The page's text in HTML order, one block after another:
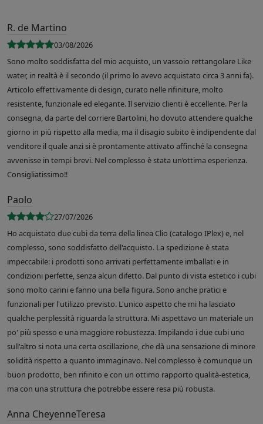
R. de Martino
03/08/2026
Sono molto soddisfatta del mio acquisto, un vassoio rettangolare Like
water, in realtà è il secondo (il primo lo avevo acquistato circa 3 anni fa).
Articolo effettivamente di design, curato nelle rifiniture, molto
resistente, funzionale ed elegante. Il servizio clienti è eccellente. Per la
consegna, da parte del corriere Bartolini, ho dovuto attendere qualche
giorno in più rispetto alla media, ma il disagio subito è indipendente dal
venditore il quale anzi si è prontamente attivato affinché la consegna
avvenisse in tempi brevi. Nel complesso è stata un’ottima esperienza.
Consigliatissimo!!
Paolo
27/07/2026
Ho acquistato due cubi da terra della linea Clio (catalogo IPlex) e, nel
complesso, sono soddisfatto dell'acquisto. La spedizione è stata
impeccabile: i prodotti sono arrivati perfettamente imballati e in
condizioni perfette, senza alcun difetto. Dal punto di vista estetico i cubi
sono molto carini e fanno una bella figura. Sono anche pratici e
funzionali per l'utilizzo previsto. L'unico aspetto che mi ha lasciato
qualche perplessità riguarda la struttura. Mi aspettavo un materiale un
po' più spesso e una maggiore robustezza. Impilando i due cubi uno
sull'altro si nota una certa oscillazione, che dà una sensazione di minore
solidità rispetto a quanto immaginavo. Nel complesso è comunque un
buon prodotto, ben rifinito e con un ottimo rapporto qualità-estetica,
ma con una struttura che potrebbe essere resa più robusta.
Anna CheyenneTeresa